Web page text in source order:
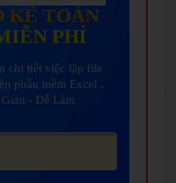
KẾ TOÁN
PHÍ
chi tiết việc lập file
phần mềm Excel .
- Dễ Làm